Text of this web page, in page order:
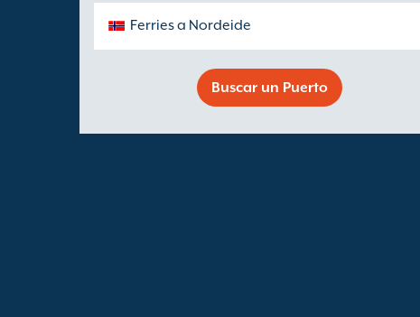
Ferries a Nordeide
Buscar un Puerto